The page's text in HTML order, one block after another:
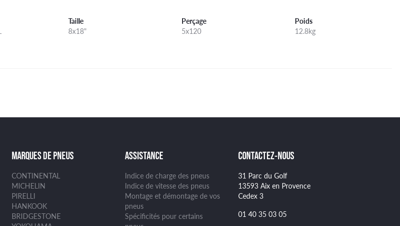
Taille
8x18"
Perçage
5x120
Poids
12.8kg
MARQUES DE PNEUS
CONTINENTAL
MICHELIN
PIRELLI
HANKOOK
BRIDGESTONE
ASSISTANCE
Indice de charge des pneus
Indice de vitesse des pneus
Montage et démontage de vos
pneus
Spécificités pour certains
CONTACTEZ-NOUS
31 Parc du Golf
13593 Aix en Provence
Cedex 3
01 40 35 03 05